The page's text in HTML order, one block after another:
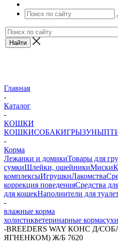
Главная
-
Каталог
-
КОШКИ
КОШКИСОБАКИГРЫЗУНЫ
-
Корма
Лежанки и домикиТовары для
сумкиШлейки, ошейникиМиски
комплексыИгрушкиЛакомства
коррекция поведенияСредства
для кошекНаполнители для
-
влажные корма
холистикветеринарные корма
-BREEDERS WAY КОНС Д/
ЯГНЕНКОМ) Ж/Б 7620